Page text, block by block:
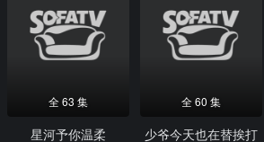
全 63 集
星河予你温柔
全 60 集
少爷今天也在替挨打